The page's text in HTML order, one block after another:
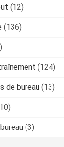
(12)
(136)
(124)
de bureau (13)
(3)